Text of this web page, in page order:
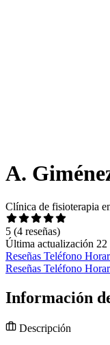
A.
Clínica de fisioterapia
5 (4 reseñas)
Última actualización
Reseñas Teléfono
Reseñas Teléfono
Información
Descripción